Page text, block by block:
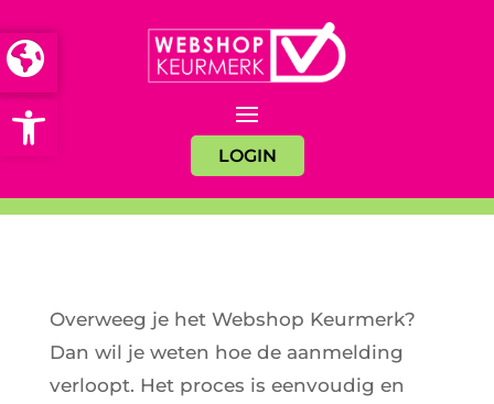
Open toolbar
LOGIN
Overweeg je het Webshop Keurmerk?
Dan wil je weten hoe de aanmelding
verloopt. Het proces is eenvoudig en